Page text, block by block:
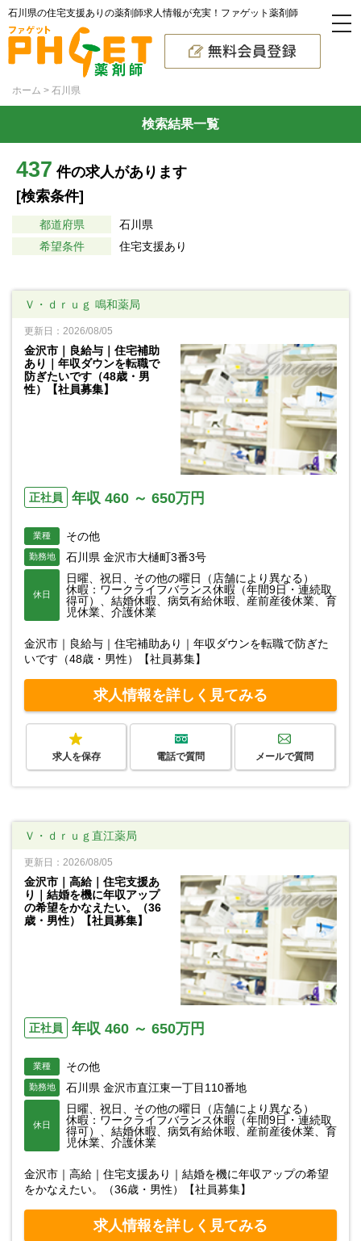
石川県の住宅支援ありの薬剤師求人情報が充実！ファゲット薬剤師
ホーム 石川県
検索結果一覧
437 件の求人があります
[検索条件]
都道府県
石川県
希望条件
住宅支援あり
Ｖ・ｄｒｕｇ 鳴和薬局
更新日：2026/08/05
金沢市｜良給与｜住宅補助
あり｜年収ダウンを転職で
防ぎたいです（48歳・男
性）【社員募集】
正社員 年収 460 ～ 650万円
業種 その他
勤務地 石川県 金沢市大樋町3番3号
休日
日曜、祝日、その他の曜日（店舗により異なる）
休暇：ワークライフバランス休暇（年間9日・連続取
得可）、結婚休暇、病気有給休暇、産前産後休業、育
児休業、介護休業
金沢市｜良給与｜住宅補助あり｜年収ダウンを転職で防ぎた
いです（48歳・男性）【社員募集】
求人情報を詳しく見てみる
求人を保存 電話で質問 メールで質問
Ｖ・ｄｒｕｇ直江薬局
更新日：2026/08/05
金沢市｜高給｜住宅支援あ
り｜結婚を機に年収アップ
の希望をかなえたい。（36
歳・男性）【社員募集】
正社員 年収 460 ～ 650万円
業種 その他
勤務地 石川県 金沢市直江東一丁目110番地
休日
日曜、祝日、その他の曜日（店舗により異なる）
休暇：ワークライフバランス休暇（年間9日・連続取
得可）、結婚休暇、病気有給休暇、産前産後休業、育
児休業、介護休業
金沢市｜高給｜住宅支援あり｜結婚を機に年収アップの希望
をかなえたい。（36歳・男性）【社員募集】
求人情報を詳しく見てみる